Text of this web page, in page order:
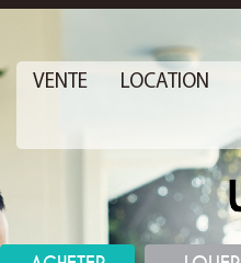
VENTE LOCATION